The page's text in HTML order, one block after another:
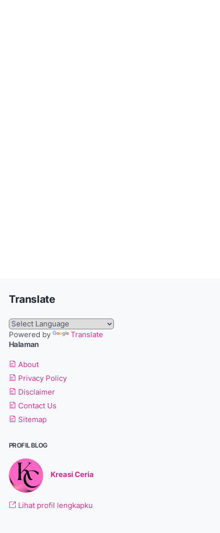
Translate
Powered by
Translate
Halaman
About
Privacy Policy
Disclaimer
Contact Us
Sitemap
PROFIL BLOG
Kreasi Ceria
Lihat profil lengkapku